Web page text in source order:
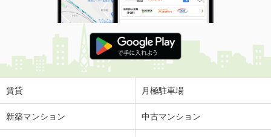
賃貸 月極駐車場
新築マンション 中古マンション